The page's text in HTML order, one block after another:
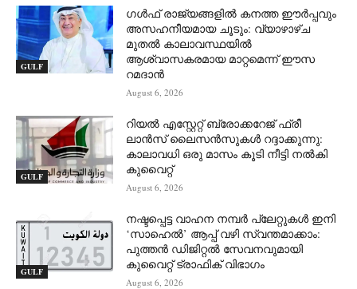
GULF
ഗൾഫ് രാജ്യങ്ങളിൽ കനത്ത ഈർപ്പവും
അസഹനീയമായ ചൂടും: വ്യാഴാഴ്ച
മുതൽ കാലാവസ്ഥയിൽ
ആശ്വാസകരമായ മാറ്റമെന്ന് ഈസ
റമദാൻ
August 6, 2026
GULF
റിയൽ എസ്റ്റേറ്റ് ബ്രോക്കറേജ് ഫ്രീ
ലാൻസ് ലൈസൻസുകൾ റദ്ദാക്കുന്നു:
കാലാവധി ഒരു മാസം കൂടി നീട്ടി നൽകി
കുവൈറ്റ്
August 6, 2026
GULF
നഷ്ടപ്പെട്ട വാഹന നമ്പർ പ്ലേറ്റുകൾ ഇനി
‘സാഹെൽ’ ആപ്പ് വഴി സ്വന്തമാക്കാം:
പുത്തൻ ഡിജിറ്റൽ സേവനവുമായി
കുവൈറ്റ് ട്രാഫിക് വിഭാഗം
August 6, 2026